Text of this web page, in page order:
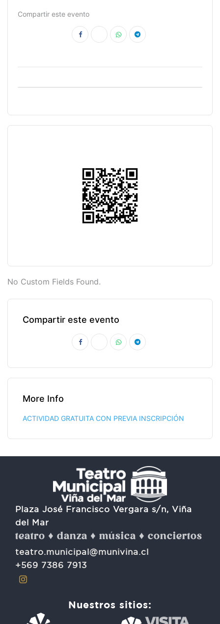
Compartir este evento
No Custom Fields Found.
Compartir este evento
More Info
ACTIVIDAD GRATUITA CON PREVIA INSCRIPCIÓN
Plaza José Francisco Vergara s/n, Viña
del Mar
teatro ♦ danza ♦ música ♦ conciertos
teatro.municipal@munivina.cl
+569 7386 7913
Nuestros sitios: